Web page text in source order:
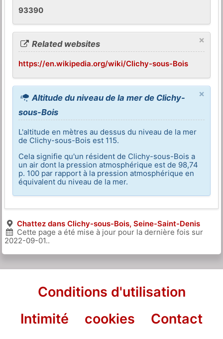
93390
×
Related websites
https://en.wikipedia.org/wiki/Clichy-sous-Bois
×
Altitude du niveau de la mer de Clichy-
sous-Bois
L'altitude en mètres au dessus du niveau de la mer
de Clichy-sous-Bois est 115.
Cela signifie qu'un résident de Clichy-sous-Bois a
un air dont la pression atmosphérique est de 98,74
p. 100 par rapport à la pression atmosphérique en
équivalent du niveau de la mer.
Chattez dans Clichy-sous-Bois, Seine-Saint-Denis
Cette page a été mise à jour pour la dernière fois sur
2022-09-01..
Conditions d'utilisation
Intimité
cookies
Contact